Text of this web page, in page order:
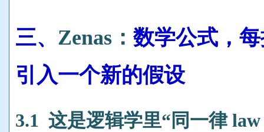
三、 Zenas： 数学公式，
引入一个新的假设
3.1 这是逻辑学里“同一律